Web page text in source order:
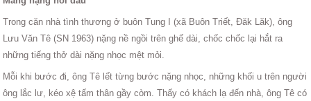
Trong căn nhà tình thương ở buôn Tung I (xã Buôn Triết, Đăk Lăk), ông
Lưu Văn Tê (SN 1963) nặng nề ngồi trên ghế dài, chốc chốc lại hắt ra
những tiếng thở dài nặng nhọc mệt mỏi.
Mỗi khi bước đi, ông Tê lết từng bước nặng nhọc, những khối u trên người
ông lắc lư, kéo xệ tấm thân gầy còm. Thấy có khách lạ đến nhà, ông Tê có